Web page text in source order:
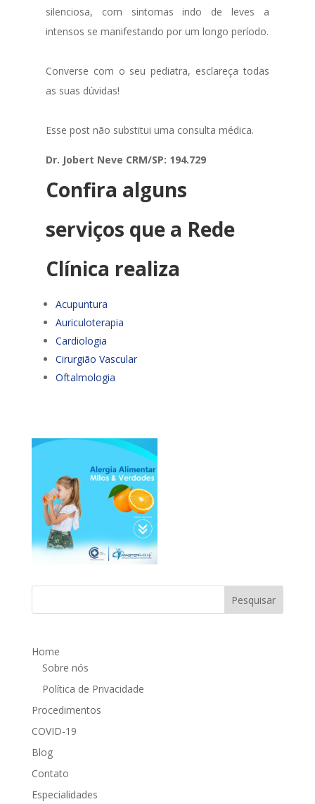
silenciosa, com sintomas indo de leves a
intensos se manifestando por um longo período.
Converse com o seu pediatra, esclareça todas
as suas dúvidas!
Esse post não substitui uma consulta médica.
Dr. Jobert Neve CRM/SP: 194.729
Confira alguns
serviços que a Rede
Clínica realiza
Acupuntura
Auriculoterapia
Cardiologia
Cirurgião Vascular
Oftalmologia
Home
Sobre nós
Política de Privacidade
Procedimentos
COVID-19
Blog
Contato
Especialidades